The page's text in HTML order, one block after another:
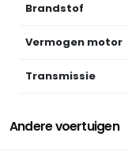
Brandstof
Vermogen motor
Transmissie
Andere voertuigen